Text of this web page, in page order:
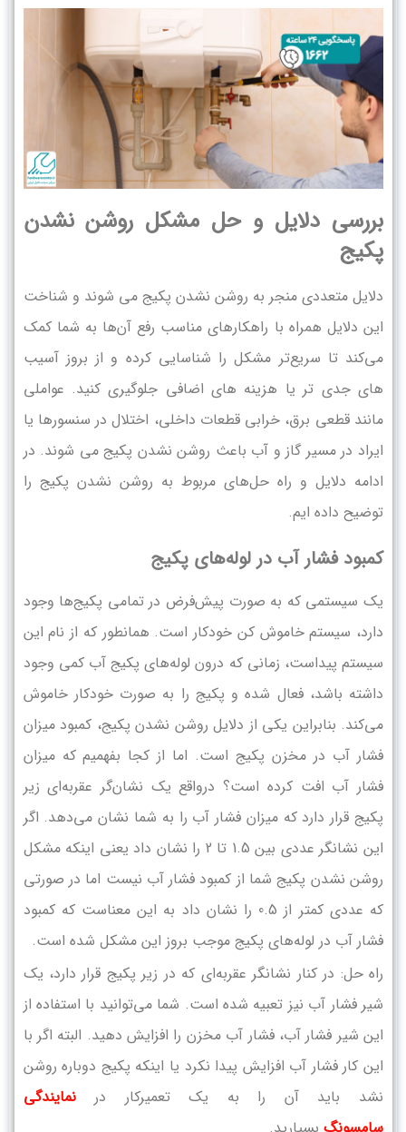
بررسی دلایل و حل مشکل روشن نشدن
پکیج
دلایل متعددی منجر به روشن نشدن پکیج می‌ شوند و شناخت
این دلایل همراه با راهکارهای مناسب رفع آن‌ها به شما کمک
می‌کند تا سریع‌تر مشکل را شناسایی کرده و از بروز آسیب
‌های جدی ‌تر یا هزینه‌ های اضافی جلوگیری کنید. عواملی
مانند قطعی برق، خرابی قطعات داخلی، اختلال در سنسورها یا
ایراد در مسیر گاز و آب باعث روشن نشدن پکیج می شوند. در
ادامه دلایل و راه ‌حل‌های مربوط به روشن نشدن پکیج را
توضیح داده ‌ایم.
کمبود فشار آب در لوله‌های پکیج
یک سیستمی که به صورت پیش‌فرض در تمامی پکیج‌ها وجود
دارد، سیستم خاموش کن خودکار است. همانطور که از نام این
سیستم پیداست، زمانی که درون لوله‌های پکیج آب کمی وجود
داشته باشد، فعال شده و پکیج را به صورت خودکار خاموش
می‌کند. بنابراین یکی از دلایل روشن نشدن پکیج، کمبود میزان
فشار آب در مخزن پکیج است. اما از کجا بفهمیم که میزان
فشار آب افت کرده است؟ درواقع یک نشان‌گر عقربه‌ای زیر
پکیج قرار دارد که میزان فشار آب را به شما نشان می‌دهد. اگر
این نشانگر عددی بین 1.5 تا 2 را نشان داد یعنی اینکه مشکل
روشن نشدن پکیج شما از کمبود فشار آب نیست اما در صورتی
که عددی کمتر از 0.5 را نشان داد به این معناست که کمبود
فشار آب در لوله‌های پکیج موجب بروز این مشکل شده است.
راه حل: در کنار نشانگر عقربه‌ای که در زیر پکیج قرار دارد، یک
شیر فشار آب نیز تعبیه شده است. شما می‌توانید با استفاده از
این شیر فشار آب، فشار آب مخزن را افزایش دهید. البته اگر با
این کار فشار آب افزایش پیدا نکرد یا اینکه پکیج دوباره روشن
نشد باید آن را به یک تعمیرکار درنمایندگی